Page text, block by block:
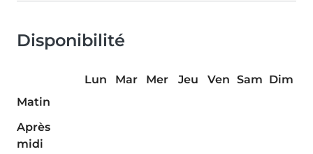
Disponibilité
Lun Mar Mer Jeu Ven Sam Dim
Matin
Après
midi